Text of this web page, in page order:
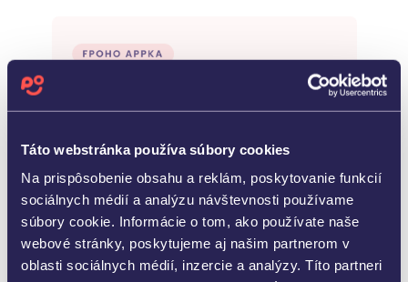
Táto webstránka používa súbory cookies
Na prispôsobenie obsahu a reklám, poskytovanie funkcií
sociálnych médií a analýzu návštevnosti používame
súbory cookie. Informácie o tom, ako používate naše
webové stránky, poskytujeme aj našim partnerom v
oblasti sociálnych médií, inzercie a analýzy. Títo partneri